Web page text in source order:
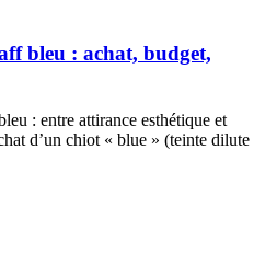
bleu : achat, budget,
: entre attirance esthétique et
d’un chiot « blue » (teinte dilute